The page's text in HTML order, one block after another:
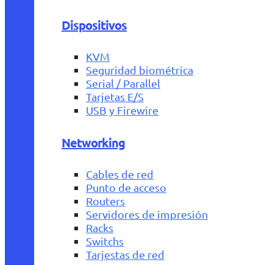
Dispositivos
KVM
Seguridad biométrica
Serial / Parallel
Tarjetas E/S
USB y Firewire
Networking
Cables de red
Punto de acceso
Routers
Servidores de impresión
Racks
Switchs
Tarjestas de red